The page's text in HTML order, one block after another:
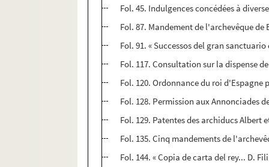
Fol. 45. Indulgences concédées à
Fol. 87. Mandement de l'archevêque
Fol. 91. « Successos del gran
Fol. 117. Consultation sur la dispense
Fol. 120. Ordonnance du roi
Fol. 128. Permission aux Annonciades
Fol. 129. Patentes des archiducs
Fol. 135. Cinq mandements de
Fol. 144. « Copia de carta del rey... D.